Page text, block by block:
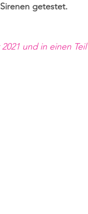
getestet.
und in einen Teil